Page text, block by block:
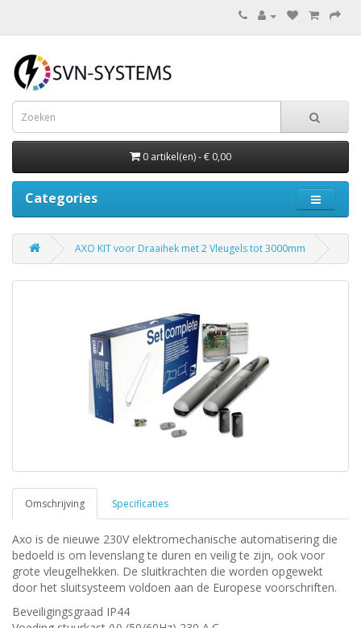
0 artikel(en) - € 0,00
Categories
AXO KIT voor Draaihek met 2 Vleugels tot 3000mm
Omschrijving Specificaties
Axo is de nieuwe 230V elektromechanische automatisering die
bedoeld is om levenslang te duren en veilig te zijn, ook voor
grote vleugelhekken. De sluitkrachten die worden opgewekt
door het sluitsysteem voldoen aan de Europese voorschriften.
Beveiligingsgraad IP44